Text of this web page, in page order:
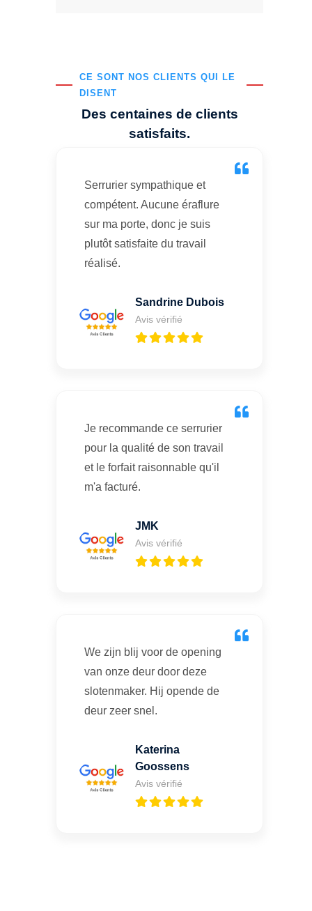
CE SONT NOS CLIENTS QUI LE
DISENT
Des centaines de clients
satisfaits.
Serrurier sympathique et
compétent. Aucune éraflure
sur ma porte, donc je suis
plutôt satisfaite du travail
réalisé.
Sandrine Dubois
Avis vérifié
Je recommande ce serrurier
pour la qualité de son travail
et le forfait raisonnable qu'il
m'a facturé.
JMK
Avis vérifié
We zijn blij voor de opening
van onze deur door deze
slotenmaker. Hij opende de
deur zeer snel.
Katerina
Goossens
Avis vérifié